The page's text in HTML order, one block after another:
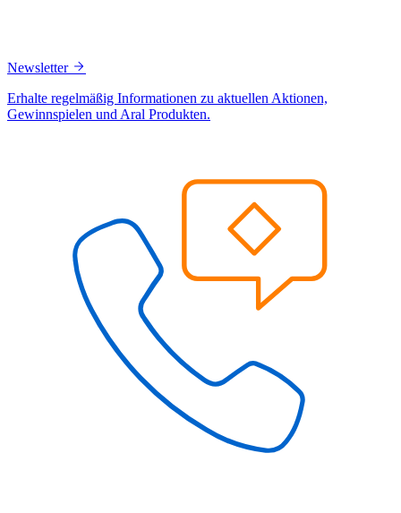
Newsletter
Erhalte regelmäßig Informationen zu aktuellen Aktionen,
Gewinnspielen und Aral Produkten.